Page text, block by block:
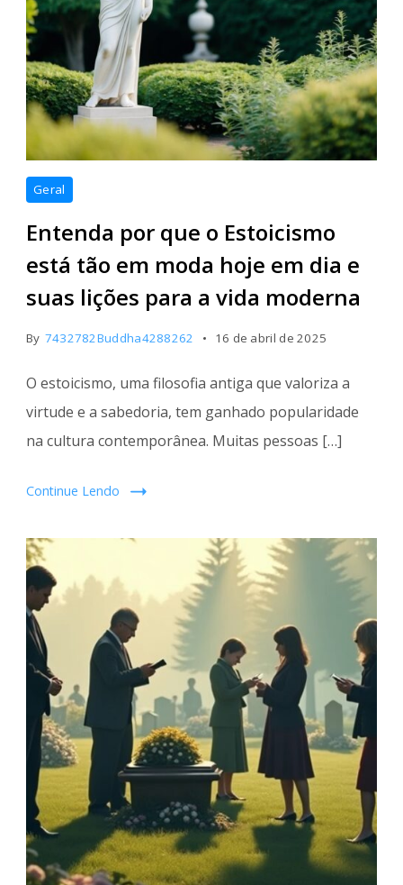
Geral
Entenda por que o Estoicismo
está tão em moda hoje em dia e
suas lições para a vida moderna
By 7432782Buddha4288262 16 de abril de 2025
O estoicismo, uma filosofia antiga que valoriza a
virtude e a sabedoria, tem ganhado popularidade
na cultura contemporânea. Muitas pessoas […]
Continue Lendo